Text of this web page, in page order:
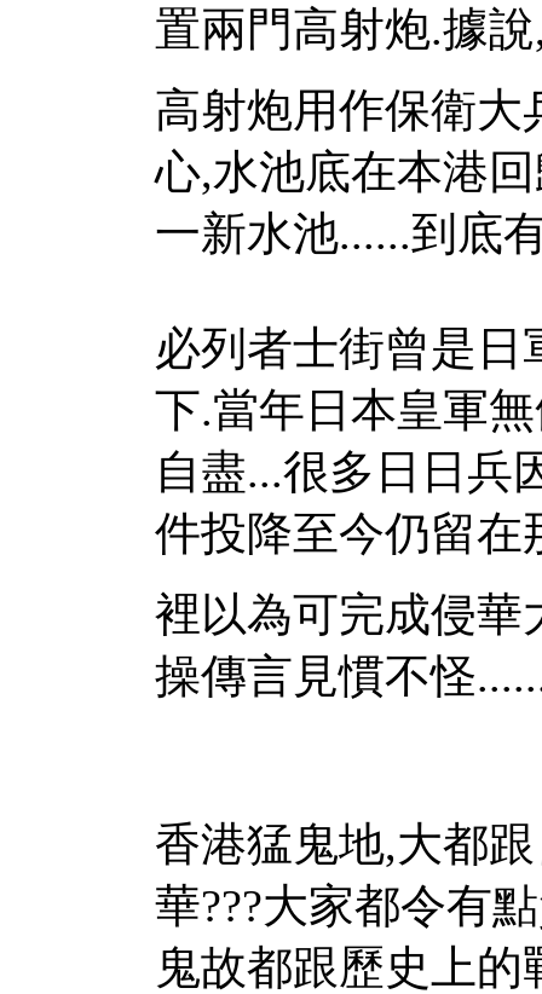
置兩門高射炮.據
高射炮用作保衛大
心,水池底在本港
一新水池......到底
必列者士街曾是
下.當年日本皇軍
自盡...很多日日兵
件投降至今仍留在
裡以為可完成侵華
操傳言見慣不怪
香港猛鬼地,大都
華???大家都令有
鬼故都跟歷史上